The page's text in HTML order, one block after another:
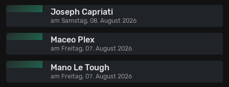
Joseph Capriati
am Samstag, 08. August 2026
Maceo Plex
am Freitag, 07. August 2026
Mano Le Tough
am Freitag, 07. August 2026